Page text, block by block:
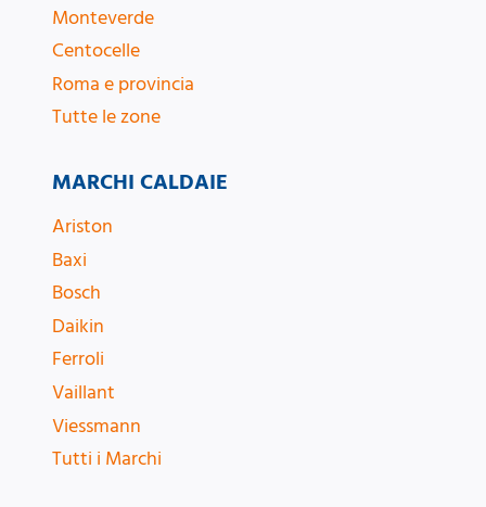
Monteverde
Centocelle
Roma e provincia
Tutte le zone
MARCHI CALDAIE
Ariston
Baxi
Bosch
Daikin
Ferroli
Vaillant
Viessmann
Tutti i Marchi